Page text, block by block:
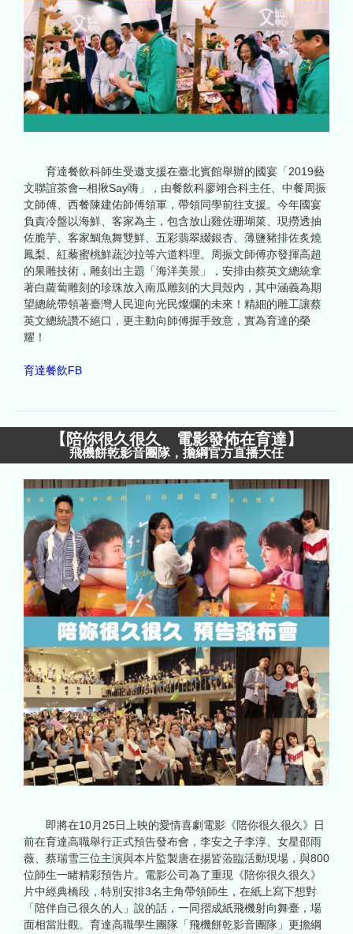
育達餐飲科師生受邀支援在臺北賓館舉辦的國宴「2019藝
文聯誼茶會─相揪Say嗨」，由餐飲科廖翊合科主任、中餐周振
文師傅、西餐陳建佑師傅領軍，帶領同學前往支援。今年國宴
負責冷盤以海鮮、客家為主，包含放山雞佐珊瑚菜、現撈透抽
佐脆芋、客家鯛魚舞雙鮮、五彩翡翠綴銀杏、薄鹽豬排佐炙燒
鳳梨、紅藜蜜桃鮮蔬沙拉等六道料理。周振文師傅亦發揮高超
的果雕技術，雕刻出主題「海洋美景」，安排由蔡英文總統拿
著白蘿蔔雕刻的珍珠放入南瓜雕刻的大貝殼內，其中涵義為期
望總統帶領著臺灣人民迎向光民燦爛的未來！精細的雕工讓蔡
英文總統讚不絕口，更主動向師傅握手致意，實為育達的榮
耀！
育達餐飲FB
【 陪你很久很久 電影發佈在育達】
飛機餅乾影音團隊，擔綱官方直播大任
即將在10月25日上映的愛情喜劇電影《陪你很久很久》日
前在育達高職舉行正式預告發布會，李安之子李淳、女星邵雨
薇、蔡瑞雪三位主演與本片監製唐在揚皆蒞臨活動現場，與800
位師生一睹精彩預告片。電影公司為了重現《陪你很久很久》
片中經典橋段，特別安排3名主角帶領師生，在紙上寫下想對
「陪伴自己很久的人」說的話，一同摺成紙飛機射向舞臺，場
面相當壯觀。育達高職學生團隊「飛機餅乾影音團隊」更擔綱